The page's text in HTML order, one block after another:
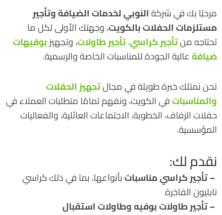
مرحبًا بك في شركةالنوبي لخدمات الضيافة وتأجير
مستلزمات الحفلات بالكويت، وجهتك الأولى لكل ما
تحتاجه منتأجير كراسي،تأجير طاولات، وتجهيزبوفيهات
ضيافةعالية الجودة للمناسبات الخاصة والرسمية.
نحن نمتلك خبرة طويلة في مجالتجهيز الحفلات
والمناسباتفي الكويت، ونفهم تمامًا متطلبات العملاء في
حفلات الزفاف، الخطوبة، الاجتماعات العائلية، والفعاليات
المؤسسية.
نقدم لك:
– تأجير كراسي مناسباتبأنواعها، بما في ذلك كراسي
نابليون الفاخرة
– تأجير طاولات بوفيه وطاولات استقبال